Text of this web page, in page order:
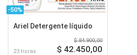
-50%
Ariel Detergente líquido
23 horas
$ 84.900,00
$ 42.450,00